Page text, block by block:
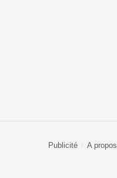
Publicité A propos